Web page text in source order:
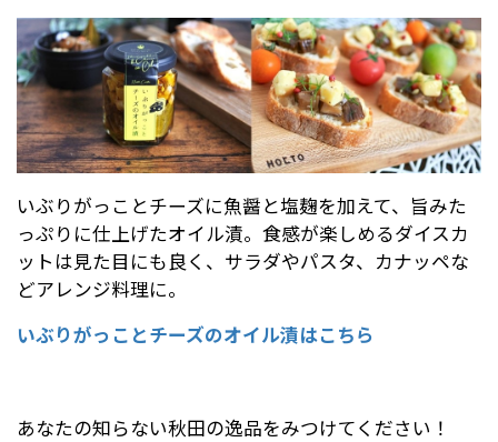
いぶりがっことチーズに魚醤と塩麹を加えて、旨みた
っぷりに仕上げたオイル漬。食感が楽しめるダイスカ
ットは見た目にも良く、サラダやパスタ、カナッペな
どアレンジ料理に。
いぶりがっことチーズのオイル漬はこちら
あなたの知らない秋田の逸品をみつけてください！